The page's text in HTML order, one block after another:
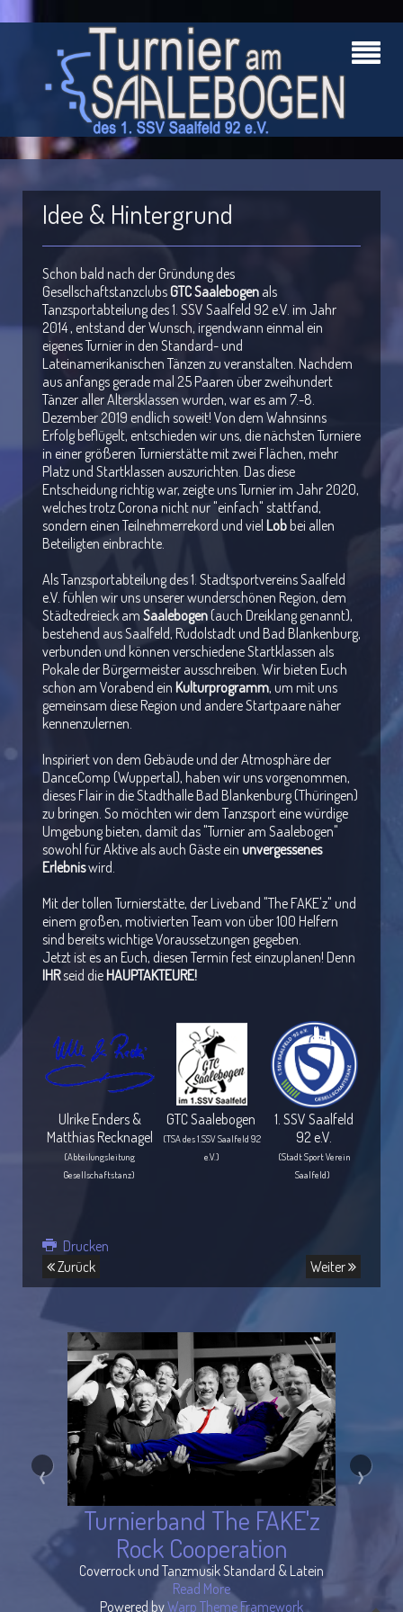
Idee & Hintergrund
Schon bald nach der Gründung des
GesellschaftstanzclubsGTC Saalebogen als
Tanzsportabteilung des 1. SSV Saalfeld 92 e.V. im Jahr
2014 , entstand der Wunsch, irgendwann einmal ein
eigenes Turnier in den Standard- und
Lateinamerikanischen Tänzen zu veranstalten. Nachdem
aus anfangs gerade mal 25 Paaren über zweihundert
Tänzer aller Altersklassen wurden, war es am 7.-8.
Dezember 2019 endlich soweit! Von dem Wahnsinns
Erfolg beflügelt, entschieden wir uns, die nächsten Turniere
in einer größeren Turnierstätte mit zwei Flächen, mehr
Platz und Startklassen auszurichten. Das diese
Entscheidung richtig war, zeigte uns Turnier im Jahr 2020,
welches trotz Corona nicht nur "einfach" stattfand,
sondern einen Teilnehmerrekord und viel Lob bei allen
Beteiligten einbrachte.
Als Tanzsportabteilung des 1. Stadtsportvereins Saalfeld
e.V. fühlen wir uns unserer wunderschönen Region, dem
Städtedreieck am Saalebogen(auch Dreiklang genannt),
bestehend aus Saalfeld, Rudolstadt und Bad Blankenburg,
verbunden und können verschiedene Startklassen als
Pokale der Bürgermeister ausschreiben. Wir bieten Euch
schon am Vorabend ein Kulturprogramm, um mit uns
gemeinsam diese Region und andere Startpaare näher
kennenzulernen.
Inspiriert von dem Gebäude und der Atmosphäre der
DanceComp (Wuppertal), haben wir uns vorgenommen,
dieses Flair in die Stadthalle Bad Blankenburg (Thüringen)
zu bringen. So möchten wir dem Tanzsport eine würdige
Umgebung bieten, damit das "Turnier am Saalebogen"
sowohl für Aktive als auch Gäste ein unvergessenes
Erlebniswird.
Mit der tollen Turnierstätte, der Liveband "The FAKE'z" und
einem großen, motivierten Team von über 100 Helfern
sind bereits wichtige Voraussetzungen gegeben.
Jetzt ist es an Euch, diesen Termin fest einzuplanen! Denn
IHRseid die HAUPTAKTEURE!
Ulrike Enders &
Matthias Recknagel
(Abteilungsleitung
Gesellschaftstanz)
GTC Saalebogen
(TSA des 1.SSV Saalfeld 92
e.V.)
1. SSV Saalfeld
92 e.V.
(Stadt Sport Verein
Saalfeld)
Drucken
Zurück
Weiter
Turnierband The FAKE'z
Rock Cooperation
Coverrock und Tanzmusik Standard & Latein
Read More
›
‹
Powered byWarp Theme Framework